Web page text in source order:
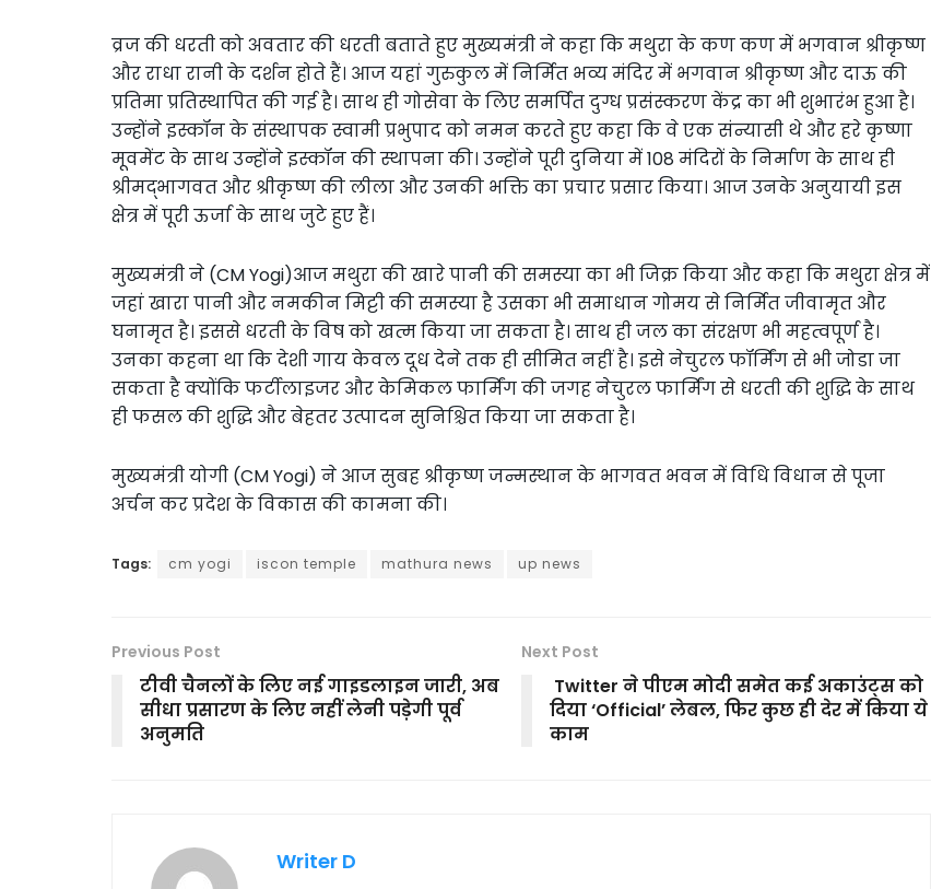
व्रज की धरती को अवतार की धरती बताते हुए मुख्यमंत्री ने कहा कि मथुरा के कण कण में भगवान श्रीकृष्ण
और राधा रानी के दर्शन होते हैं। आज यहां गुरुकुल में निर्मित भव्य मंदिर में भगवान श्रीकृष्ण और दाऊ की
प्रतिमा प्रतिस्थापित की गई है। साथ ही गोसेवा के लिए समर्पित दुग्ध प्रसंस्करण केंद्र का भी शुभारंभ हुआ है।
उन्होंने इस्कॉन के संस्थापक स्वामी प्रभुपाद को नमन करते हुए कहा कि वे एक संन्यासी थे और हरे कृष्णा
मूवमेंट के साथ उन्होंने इस्कॉन की स्थापना की। उन्होंने पूरी दुनिया में 108 मंदिरों के निर्माण के साथ ही
श्रीमद्भागवत और श्रीकृष्ण की लीला और उनकी भक्ति का प्रचार प्रसार किया। आज उनके अनुयायी इस
क्षेत्र में पूरी ऊर्जा के साथ जुटे हुए हैं।
मुख्यमंत्री ने (CM Yogi)आज मथुरा की खारे पानी की समस्या का भी जिक्र किया और कहा कि मथुरा क्षेत्र में
जहां खारा पानी और नमकीन मिट्टी की समस्या है उसका भी समाधान गोमय से निर्मित जीवामृत और
घनामृत है। इससे धरती के विष को खत्म किया जा सकता है। साथ ही जल का संरक्षण भी महत्वपूर्ण है।
उनका कहना था कि देशी गाय केवल दूध देने तक ही सीमित नहीं है। इसे नेचुरल फॉर्मिंग से भी जोडा जा
सकता है क्योंकि फर्टीलाइजर और केमिकल फार्मिंग की जगह नेचुरल फार्मिंग से धरती की शुद्धि के साथ
ही फसल की शुद्धि और बेहतर उत्पादन सुनिश्चित किया जा सकता है।
मुख्यमंत्री योगी (CM Yogi) ने आज सुबह श्रीकृष्ण जन्मस्थान के भागवत भवन में विधि विधान से पूजा
अर्चन कर प्रदेश के विकास की कामना की।
Tags: cm yogi iscon temple mathura news up news
Previous Post
टीवी चैनलों के लिए नई गाइडलाइन जारी, अब
सीधा प्रसारण के लिए नहीं लेनी पड़ेगी पूर्व
अनुमति
Next Post
Twitter ने पीएम मोदी समेत कई अकाउंट्स को
दिया ‘Official’ लेबल, फिर कुछ ही देर में किया ये
काम
Writer D